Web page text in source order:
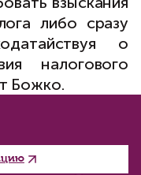
либо сразу
о
налогового
Божко.